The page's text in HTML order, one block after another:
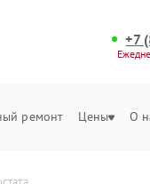
+7
ремонт Цены О